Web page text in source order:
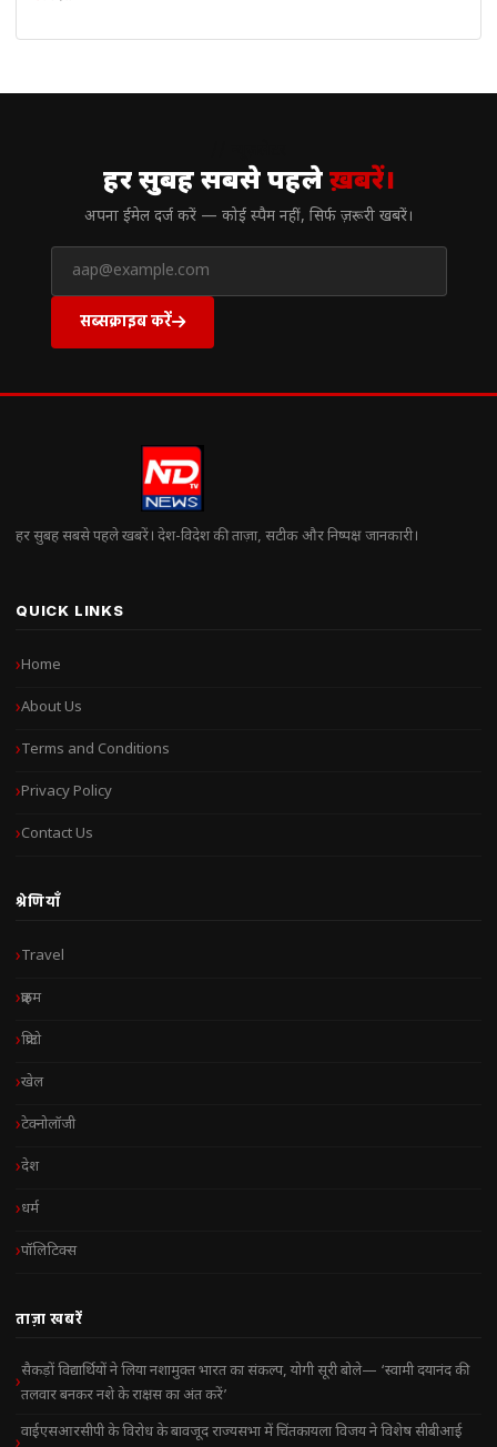
हर सुबह सबसे पहलेख़बरें।
अपना ईमेल दर्ज करें — कोई स्पैम नहीं, सिर्फ ज़रूरी खबरें।
सब्सक्राइब करें
हर सुबह सबसे पहले खबरें। देश-विदेश की ताज़ा, सटीक और निष्पक्ष जानकारी।
QUICK LINKS
Home
About Us
Terms and Conditions
Privacy Policy
Contact Us
श्रेणियाँ
Travel
क्राइम
क्रिप्टो
खेल
टेक्नोलॉजी
देश
धर्म
पॉलिटिक्स
ताज़ा खबरें
सैकड़ों विद्यार्थियों ने लिया नशामुक्त भारत का संकल्प, योगी सूरी बोले— ‘स्वामी दयानंद की
तलवार बनकर नशे के राक्षस का अंत करें’
वाईएसआरसीपी के विरोध के बावजूद राज्यसभा में चिंतकायला विजय ने विशेष सीबीआई